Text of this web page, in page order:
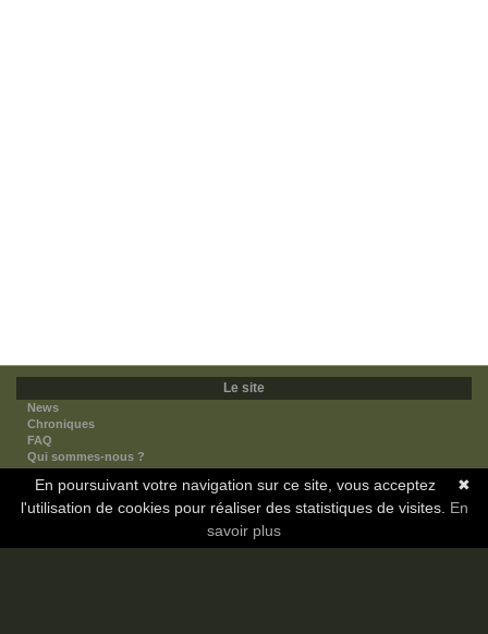
Le site
News
Chroniques
FAQ
Qui sommes-nous ?
Nos partenaires
Faites-nous connaitre
Nous contacter
✖
En poursuivant votre navigation sur ce site, vous acceptez
l'utilisation de cookies pour réaliser des statistiques de visites. En
savoir plus